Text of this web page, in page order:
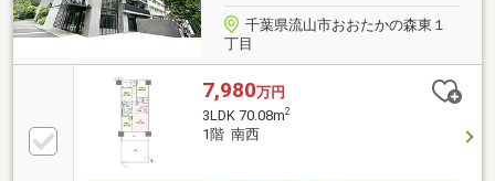
千葉県流山市おおたかの森東１
丁目
7,980万円
3LDK 70.08m2
1階 南西